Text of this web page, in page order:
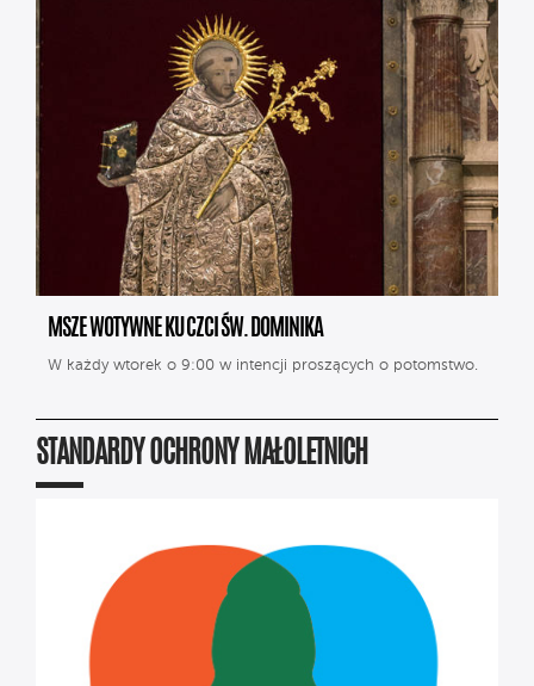
MSZE WOTYWNE KU CZCI ŚW. DOMINIKA
W każdy wtorek o 9:00 w intencji proszących o potomstwo.
STANDARDY OCHRONY MAŁOLETNICH